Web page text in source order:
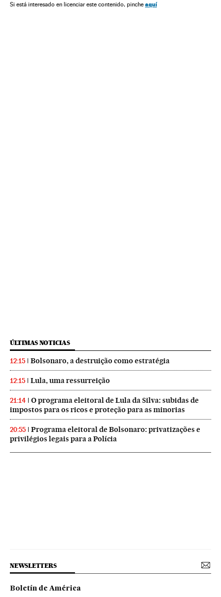
Si está interesado en licenciar este contenido, pinche aquí
ÚLTIMAS NOTICIAS
12:15 Bolsonaro, a destruição como estratégia
12:15 Lula, uma ressurreição
21:14
O programa eleitoral de Lula da Silva: subidas de
impostos para os ricos e proteção para as minorias
20:55
Programa eleitoral de Bolsonaro: privatizações e
privilégios legais para a Polícia
NEWSLETTERS
Boletín de América